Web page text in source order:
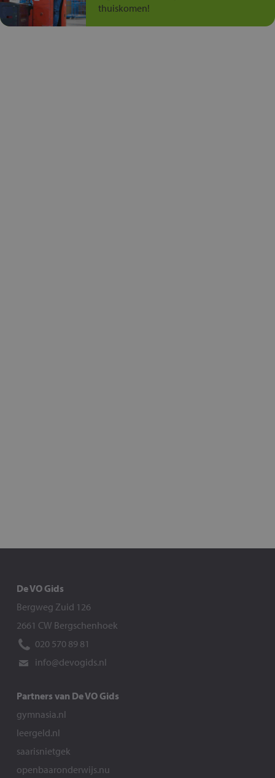
thuiskomen!
De VO Gids
Bergweg Zuid 126
2661 CW Bergschenhoek
020 570 89 81
info@devogids.nl
Partners van De VO Gids
gymnasia.nl
leergeld.nl
saarisnietgek
openbaaronderwijs.nu